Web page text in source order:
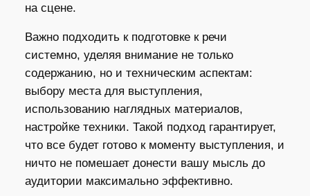
на сцене.
Важно подходить к подготовке к речи
системно, уделяя внимание не только
содержанию, но и техническим аспектам:
выбору места для выступления,
использованию наглядных материалов,
настройке техники. Такой подход гарантирует,
что все будет готово к моменту выступления, и
ничто не помешает донести вашу мысль до
аудитории максимально эффективно.